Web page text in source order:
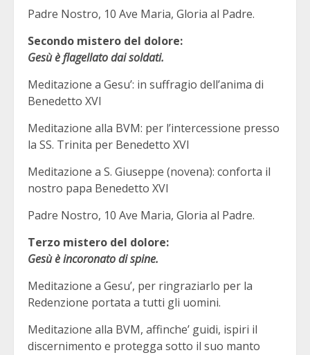
Padre Nostro, 10 Ave Maria, Gloria al Padre.
Secondo mistero del dolore:
Gesù è flagellato dai soldati.
Meditazione a Gesu’: in suffragio dell’anima di
Benedetto XVI
Meditazione alla BVM: per l’intercessione presso
la SS. Trinita per Benedetto XVI
Meditazione a S. Giuseppe (novena): conforta il
nostro papa Benedetto XVI
Padre Nostro, 10 Ave Maria, Gloria al Padre.
Terzo mistero del dolore:
Gesù è incoronato di spine.
Meditazione a Gesu’, per ringraziarlo per la
Redenzione portata a tutti gli uomini.
Meditazione alla BVM, affinche’ guidi, ispiri il
discernimento e protegga sotto il suo manto